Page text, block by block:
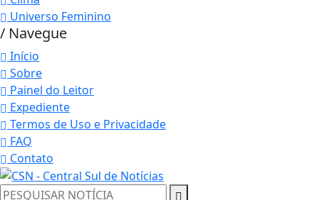
Universo Feminino
/ Navegue
Início
Sobre
Painel do Leitor
Expediente
Termos de Uso e Privacidade
FAQ
Contato
Termos de Uso e Privacidade
Esse site utiliza cookies para melhorar sua